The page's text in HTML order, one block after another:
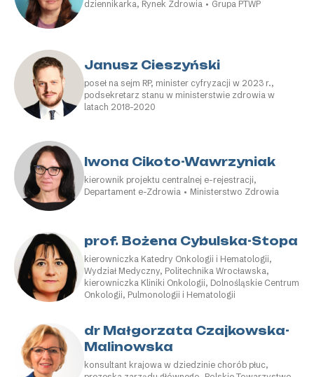
dziennikarka, Rynek Zdrowia • Grupa PTWP
Janusz Cieszyński
poseł na sejm RP, minister cyfryzacji w 2023 r.,
podsekretarz stanu w ministerstwie zdrowia w
latach 2018-2020
Iwona Cikoto-Wawrzyniak
kierownik projektu centralnej e-rejestracji,
Departament e-Zdrowia • Ministerstwo Zdrowia
prof. Bożena Cybulska-Stopa
kierowniczka Katedry Onkologii i Hematologii,
Wydział Medyczny, Politechnika Wrocławska,
kierowniczka Kliniki Onkologii, Dolnośląskie Centrum
Onkologii, Pulmonologii i Hematologii
dr Małgorzata Czajkowska-
Malinowska
konsultant krajowa w dziedzinie chorób płuc,